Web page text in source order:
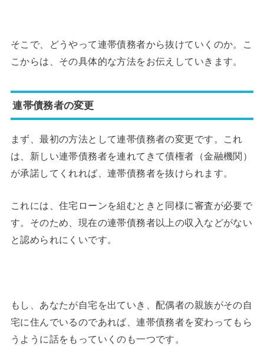
そこで、どうやって連帯債務者から抜けていくのか。こ
こからは、その具体的な方法をお伝えしていきます。
連帯債務者の変更
まず、最初の方法として連帯債務者の変更です。これ
は、新しい連帯債務者を連れてきて債権者（金融機関）
が承諾してくれれば、連帯債務者を抜けられます。
これには、住宅ローンを組むときと同様に審査が必要で
す。そのため、現在の連帯債務者以上の収入などがない
と認められにくいです。
もし、あなたが自宅を出ていき、配偶者の親族がその自
宅に住んでいるのであれば、連帯債務者を変わってもら
うように話をもっていくのも一つです。